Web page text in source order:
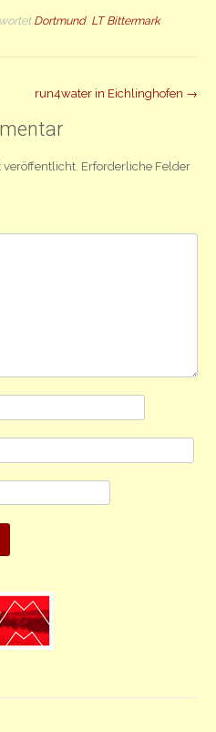
Dortmund, LT Bittermark
run4water in Eichlinghofen →
veröffentlicht. Erforderliche Felder